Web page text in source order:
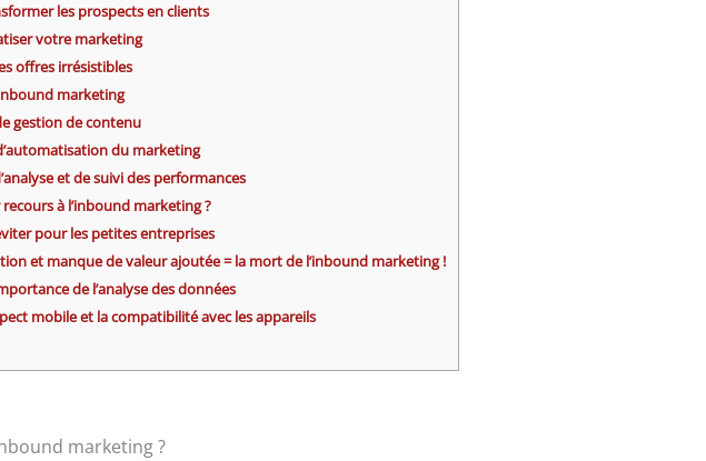
les prospects en clients
votre marketing
offres irrésistibles
marketing
gestion de contenu
du marketing
et de suivi des performances
à l’inbound marketing ?
pour les petites entreprises
et manque de valeur ajoutée = la mort de l’inbound marketing !
de l’analyse des données
mobile et la compatibilité avec les appareils
marketing ?